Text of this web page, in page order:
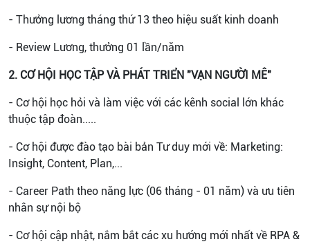
- Thưởng lương tháng thứ 13 theo hiệu suất kinh doanh
- Review Lương, thưởng 01 lần/năm
2. CƠ HỘI HỌC TẬP VÀ PHÁT TRIỂN "VẠN NGƯỜI MÊ"
- Cơ hội học hỏi và làm việc với các kênh social lớn khác
thuộc tập đoàn.....
- Cơ hội được đào tạo bài bản Tư duy mới về: Marketing:
Insight, Content, Plan,...
- Career Path theo năng lực (06 tháng - 01 năm) và ưu tiên
nhân sự nội bộ
- Cơ hội cập nhật, nắm bắt các xu hướng mới nhất về RPA &